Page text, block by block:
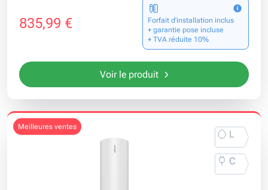
835,99 €
Forfait d’installation inclus
+ garantie pose incluse
+ TVA réduite 10%
Voir le produit
meilleures ventes
L
C